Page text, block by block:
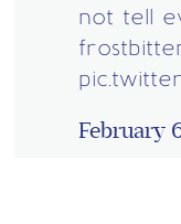
not tell
February